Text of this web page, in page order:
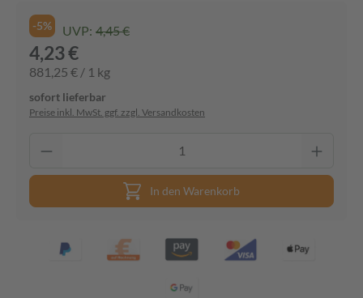
-5% UVP: 4,45 €
4,23 €
881,25 € / 1 kg
sofort lieferbar
Preise inkl. MwSt. ggf. zzgl. Versandkosten
In den Warenkorb